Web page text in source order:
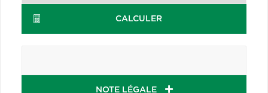
CALCULER
NOTE LÉGALE